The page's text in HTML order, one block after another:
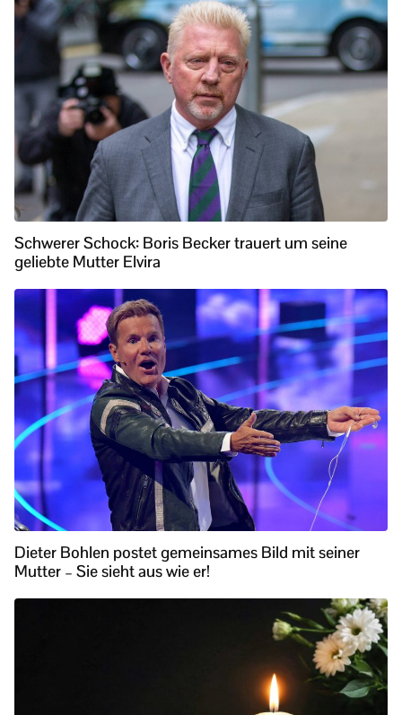
Schwerer Schock: Boris Becker trauert um seine
geliebte Mutter Elvira
Dieter Bohlen postet gemeinsames Bild mit seiner
Mutter – Sie sieht aus wie er!